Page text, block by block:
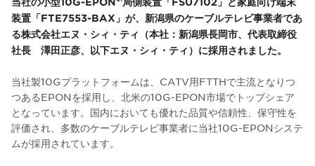
装置「FTE7553-BAX」が、新潟県のケーブルテレビ事業者であ
る株式会社エヌ・シィ・ティ（本社：新潟県長岡市、代表取締役
社長 澤田正彦、以下エヌ・シィ・ティ）に採用されました。
当社製10Gプラットフォームは、CATV用FTTHで主流となりつ
つあるEPONを採用し、北米の10G-EPON市場でトップシェア
となっています。国内においても優れた品質や信頼性、保守性を
評価され、多数のケーブルテレビ事業者に当社10G-EPONシステ
ムが採用されています。